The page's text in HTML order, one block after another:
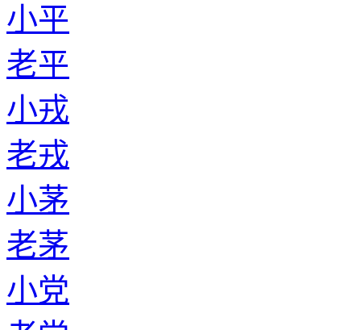
小平
老平
小戎
老戎
小茅
老茅
小党